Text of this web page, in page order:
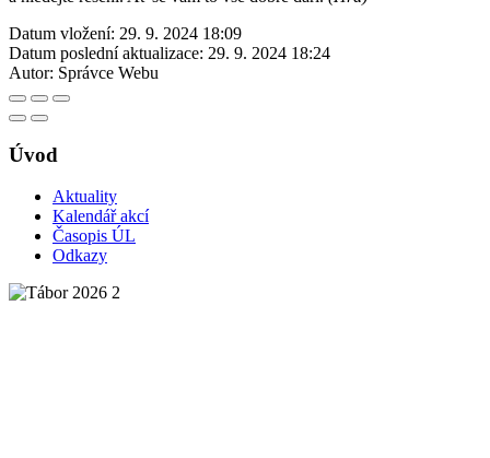
Datum vložení: 29. 9. 2024 18:09
Datum poslední aktualizace: 29. 9. 2024 18:24
Autor: Správce Webu
Úvod
Aktuality
Kalendář akcí
Časopis ÚL
Odkazy